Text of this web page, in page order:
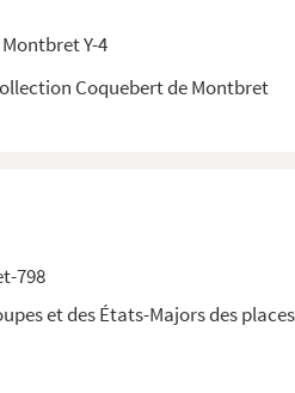
Y-4
Coquebert de Montbret
798
et des États-Majors des